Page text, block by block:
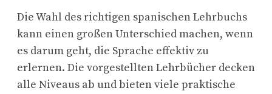
Die Wahl des richtigen spanischen Lehrbuchs
kann einen großen Unterschied machen, wenn
es darum geht, die Sprache effektiv zu
erlernen. Die vorgestellten Lehrbücher decken
alle Niveaus ab und bieten viele praktische